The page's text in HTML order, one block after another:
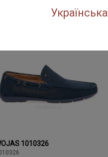
Українська
40 41 42
1010326